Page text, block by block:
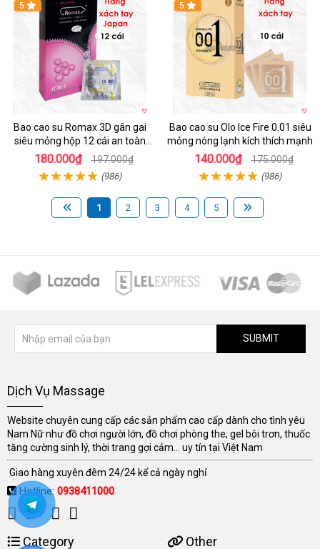
5
Bao cao su Romax 3D gân gai
siêu mỏng hộp 12 cái an toàn
chất lượng
180.000₫ 197.000₫
(986)
5
Bao cao su Olo Ice Fire 0.01 siêu
mỏng nóng lạnh kích thích mạnh
140.000₫ 175.000₫
(986)
1 2 3 4 5
SUBMIT
Dịch Vụ Massage
Website chuyên cung cấp các sản phẩm cao cấp dành cho tình yêu
Nam Nữ như đồ chơi người lớn, đồ chơi phòng the, gel bôi trơn, thuốc
tăng cường sinh lý, thời trang gợi cảm... uy tín tại Việt Nam
Giao hàng xuyên đêm 24/24 kể cả ngày nghỉ
Hotline: 0938411000
Category Other